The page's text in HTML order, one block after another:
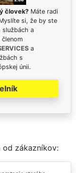
človek? Máte radi
si, že by ste
službách a
a
s
únii.
od zákazníkov: